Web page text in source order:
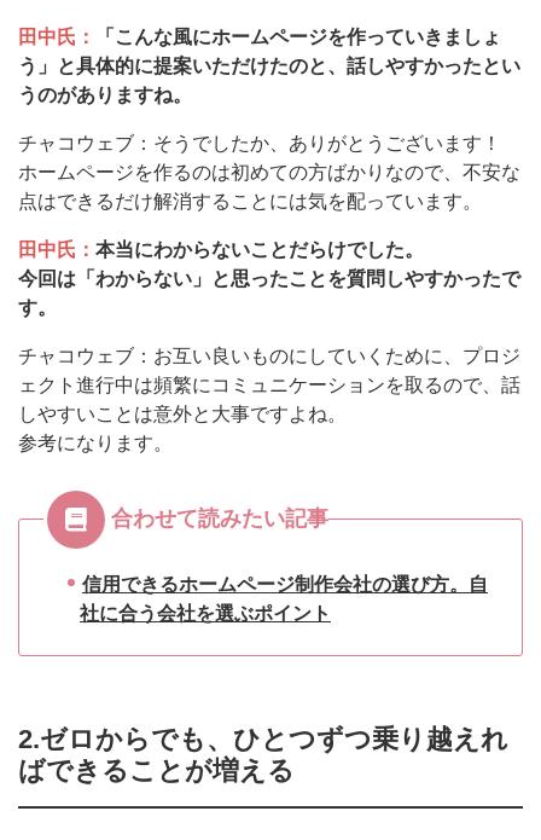
田中氏：
「こんな風にホームページを作っていきましょ
う」と具体的に提案いただけたのと、話しやすかったとい
うのがありますね。
チャコウェブ：そうでしたか、ありがとうございます！
ホームページを作るのは初めての方ばかりなので、不安な
点はできるだけ解消することには気を配っています。
田中氏： 本当にわからないことだらけでした。
今回は「わからない」と思ったことを質問しやすかったで
す。
チャコウェブ：お互い良いものにしていくために、プロジ
ェクト進行中は頻繁にコミュニケーションを取るので、話
しやすいことは意外と大事ですよね。
参考になります。
合わせて読みたい記事
信用できるホームページ制作会社の選び方。自
社に合う会社を選ぶポイント
2.ゼロからでも、ひとつずつ乗り越えれ
ばできることが増える